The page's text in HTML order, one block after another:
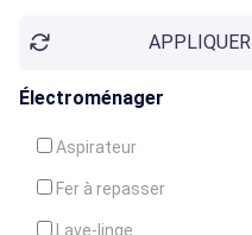
Congélateur
APPLIQUER
Électroménager
Aspirateur
Fer à repasser
Lave-linge